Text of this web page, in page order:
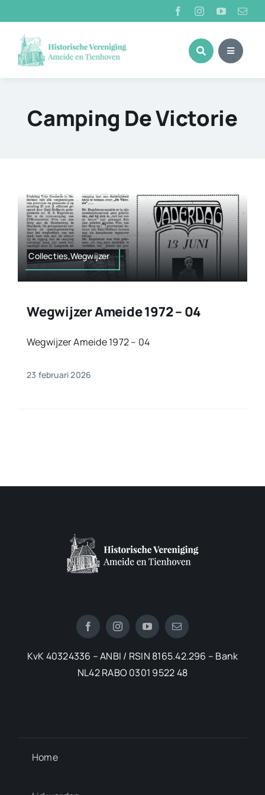
naar
inhoud
Camping De Victorie
Collecties,Wegwijzer
Wegwijzer Ameide 1972 – 04
Wegwijzer Ameide 1972 – 04
23 februari 2026
KvK 40324336 – ANBI / RSIN 8165.42.296 – Bank
NL42 RABO 0301 9522 48
Home